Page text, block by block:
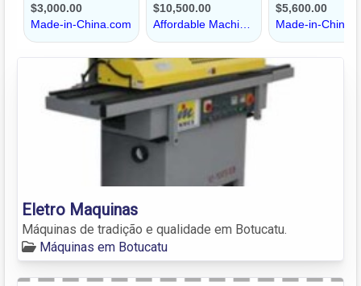
Eletro Maquinas
Máquinas de tradição e qualidade em Botucatu.
Máquinas em Botucatu